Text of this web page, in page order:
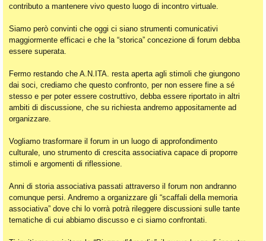
di
contributo a mantenere vivo questo luogo di incontro virtuale.
Siamo però convinti che oggi ci siano strumenti comunicativi
maggiormente efficaci e che la “storica” concezione di forum debba
essere superata.
Fermo restando che A.N.ITA. resta aperta agli stimoli che giungono
dai soci, crediamo che questo confronto, per non essere fine a sé
stesso e per poter essere costruttivo, debba essere riportato in altri
ambiti di discussione, che su richiesta andremo appositamente ad
organizzare.
Vogliamo trasformare il forum in un luogo di approfondimento
culturale, uno strumento di crescita associativa capace di proporre
stimoli e argomenti di riflessione.
Anni di storia associativa passati attraverso il forum non andranno
comunque persi. Andremo a organizzare gli “scaffali della memoria
associativa” dove chi lo vorrà potrà rileggere discussioni sulle tante
tematiche di cui abbiamo discusso e ci siamo confrontati.